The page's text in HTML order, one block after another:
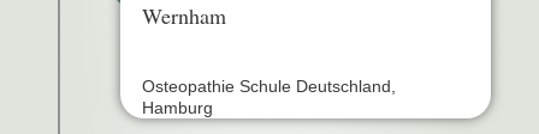
Wernham
Osteopathie Schule Deutschland,
Hamburg